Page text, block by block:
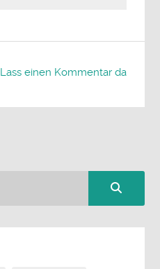
Lass einen Kommentar da